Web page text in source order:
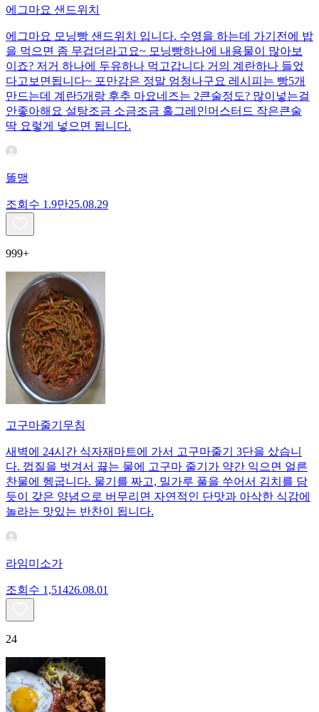
에그마요 샌드위치
에그마요 모닝빵 샌드위치 입니다. 수영을 하는데 가기전에 밥
을 먹으면 좀 무겁더라고요~ 모닝빵하나에 내용물이 많아보
이죠? 저거 하나에 두유하나 먹고갑니다 거의 계란하나 들었
다고보면됩니다~ 포만감은 정말 엄청나구요 레시피는 빵5개
만드는데 계란5개랑 후추 마요네즈는 2큰술정도? 많이넣는걸
안좋아해요 설탕조금 소금조금 홀그레인머스터드 작은큰술
딱 요렇게 넣으면 됩니다.
똘맹
조회수 1.9만25.08.29
999+
고구마줄기무침
새벽에 24시간 식자재마트에 가서 고구마줄기 3단을 샀습니
다. 껍질을 벗겨서 끓는 물에 고구마 줄기가 약간 익으면 얼른
찬물에 헹굽니다. 물기를 짜고, 밀가루 풀을 쑤어서 김치를 담
듯이 갖은 양념으로 버무리면 자연적인 단맛과 아삭한 식감에
놀라는 맛있는 반찬이 됩니다.
라임미소가
조회수 1,51426.08.01
24